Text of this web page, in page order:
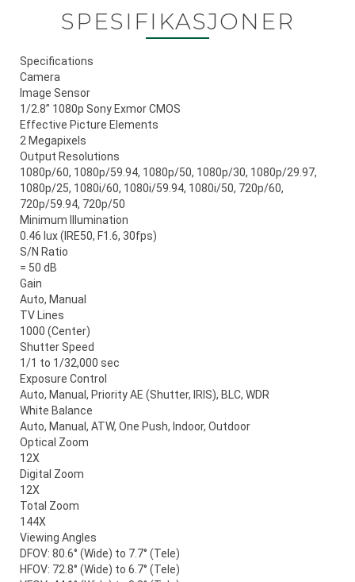
SPESIFIKASJONER
Specifications
Camera
Image Sensor
1/2.8” 1080p Sony Exmor CMOS
Effective Picture Elements
2 Megapixels
Output Resolutions
1080p/60, 1080p/59.94, 1080p/50, 1080p/30, 1080p/29.97,
1080p/25, 1080i/60, 1080i/59.94, 1080i/50, 720p/60,
720p/59.94, 720p/50
Minimum Illumination
0.46 lux (IRE50, F1.6, 30fps)
S/N Ratio
= 50 dB
Gain
Auto, Manual
TV Lines
1000 (Center)
Shutter Speed
1/1 to 1/32,000 sec
Exposure Control
Auto, Manual, Priority AE (Shutter, IRIS), BLC, WDR
White Balance
Auto, Manual, ATW, One Push, Indoor, Outdoor
Optical Zoom
12X
Digital Zoom
12X
Total Zoom
144X
Viewing Angles
DFOV: 80.6° (Wide) to 7.7° (Tele)
HFOV: 72.8° (Wide) to 6.7° (Tele)